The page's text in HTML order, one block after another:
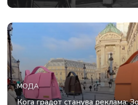
МОДА
Кога градот станува реклама: